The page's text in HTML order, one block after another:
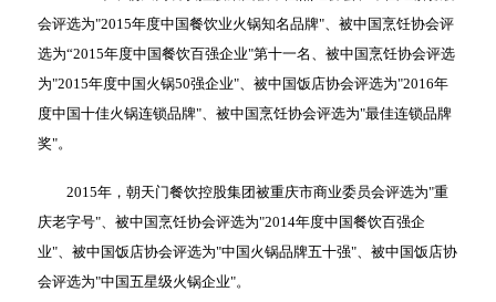
会评选为"2015年度中国餐饮业火锅知名品牌"、被中国烹饪协会评
选为“2015年度中国餐饮百强企业"第十一名、被中国烹饪协会评选
为"2015年度中国火锅50强企业"、被中国饭店协会评选为"2016年
度中国十佳火锅连锁品牌"、被中国烹饪协会评选为"最佳连锁品牌
奖"。
2015年，朝天门餐饮控股集团被重庆市商业委员会评选为"重
庆老字号"、被中国烹饪协会评选为"2014年度中国餐饮百强企
业"、被中国饭店协会评选为"中国火锅品牌五十强"、被中国饭店协
会评选为"中国五星级火锅企业"。